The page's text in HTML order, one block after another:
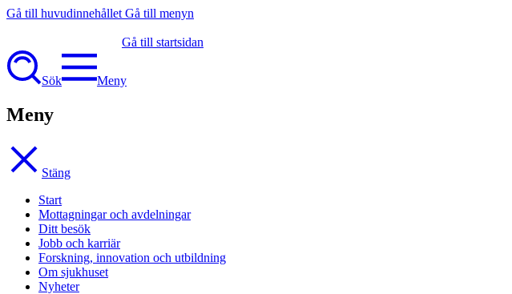
Gå till huvudinnehållet Gå till menyn
Gå till startsidan
Sök Meny
Meny
Stäng
Start
Mottagningar och avdelningar
Ditt besök
Jobb och karriär
Forskning, innovation och utbildning
Om sjukhuset
Nyheter